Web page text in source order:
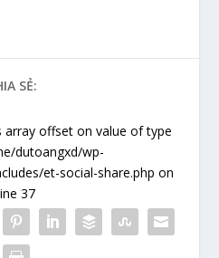
SẺ:
array offset on value of type
dutoangxd/wp-
et-social-share.php on
37